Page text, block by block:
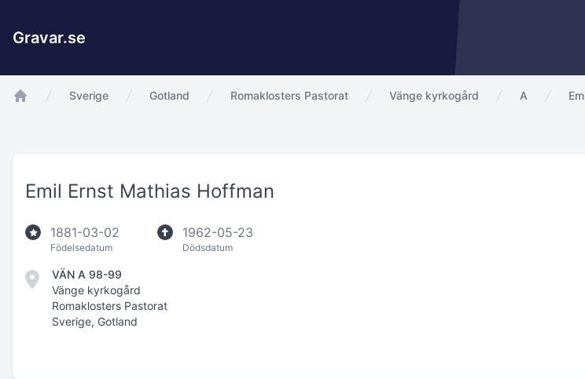
Gravar.se
Sverige Gotland Romaklosters Pastorat Vänge kyrkogård A
Emil Ernst Mathias Hoffman
1881-03-02
Födelsedatum
1962-05-23
Dödsdatum
VÄN A 98-99
Vänge kyrkogård
Romaklosters Pastorat
Sverige, Gotland